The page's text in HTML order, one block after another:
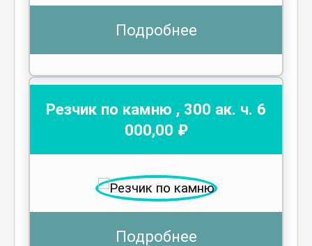
Подробнее
Резчик по камню , 300 ак. ч. 6
000,00 ₽
Подробнее